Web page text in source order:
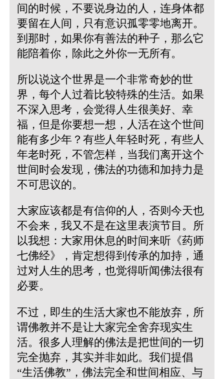
间的时候，不要说身边的人，连身体都
要留在人间，只有意识孤零零地离开。
到那时，如果你有善法的种子，那么它
能陪着你，除此之外你一无所有。
所以说这个世界是一个非常奇妙的世
界，每个人过着比较特殊的生活。如果
不深入思考，会觉得人生很美好、幸
福，但是你要想一想，人活在这个世间
能有多少年？有些人年轻时死，有些人
年老时死，不管怎样，当我们离开这个
世间时会发现，佛法的功德和加持力是
不可思议的。
大家应该都是有信仰的人，否则今天也
不会来，我又不是在这里表演节目。所
以我想：大家用休息的时间来听《药师
七佛经》，肯定想得到传承的加持，通
过对人生的思考，也觉得听闻佛法很有
必要。
不过，即生的生活大家也不能放弃，所
谓佛教并不是让大家完全舍弃现实生
活。很多人理解的佛法是把世间的一切
完全抛弃，其实并非如此。我们提倡
“生活佛教”，佛法完全和世间相应、与